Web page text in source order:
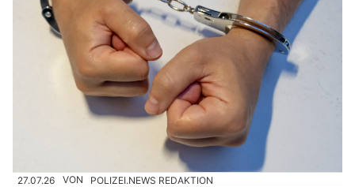
27.07.26 VON POLIZEI.NEWS REDAKTION